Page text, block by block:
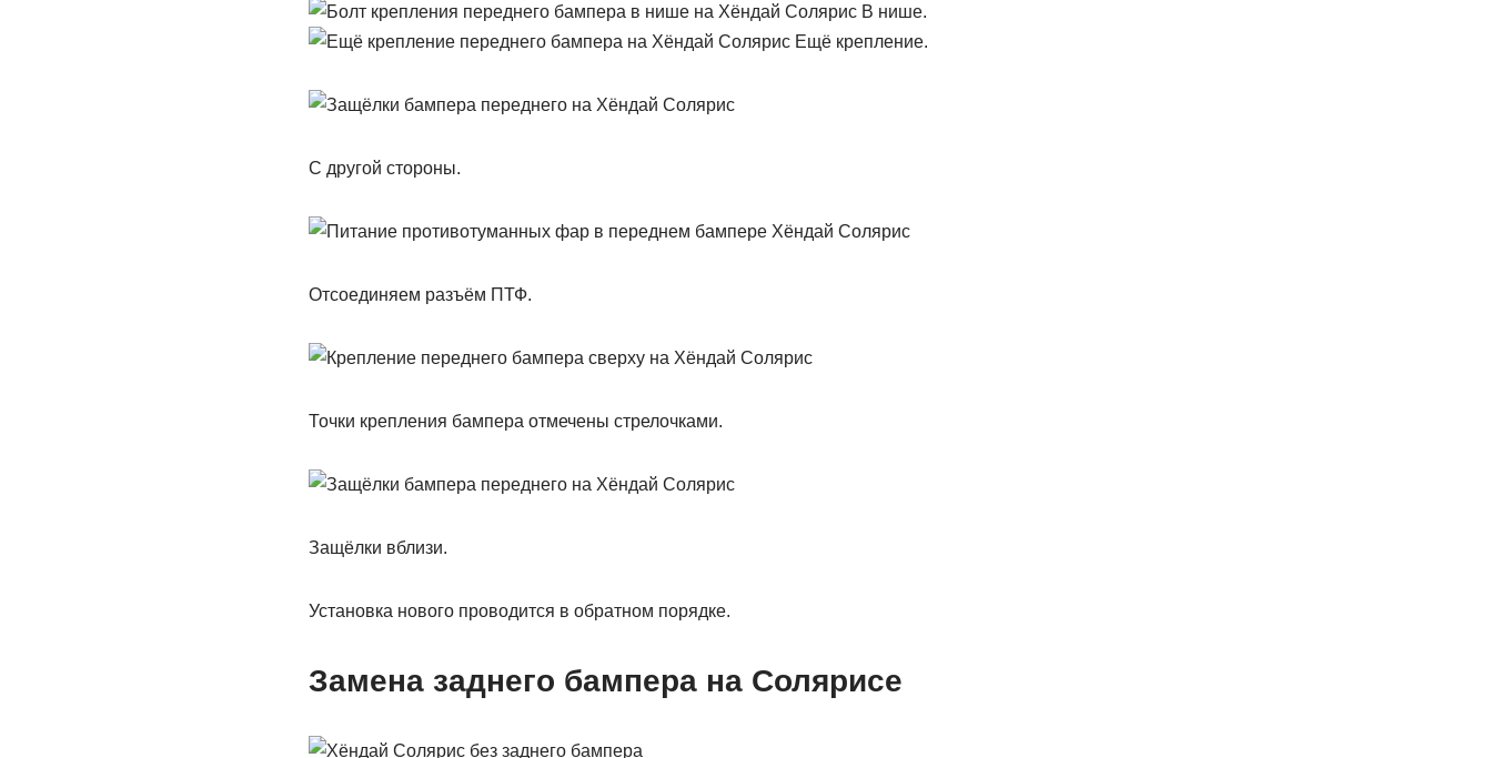
В нише.
Ещё крепление.
С другой стороны.
Отсоединяем разъём ПТФ.
Точки крепления бампера отмечены стрелочками.
Защёлки вблизи.
Установка нового проводится в обратном порядке.
Замена заднего бампера на Солярисе